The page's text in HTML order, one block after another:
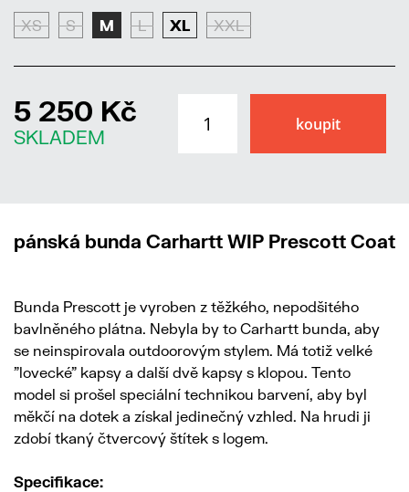
XS S M L XL XXL
5 250 Kč
SKLADEM
pánská bunda Carhartt WIP Prescott Coat
Bunda Prescott je vyroben z těžkého, nepodšitého
bavlněného plátna. Nebyla by to Carhartt bunda, aby
se neinspirovala outdoorovým stylem. Má totiž velké
"lovecké" kapsy a další dvě kapsy s klopou. Tento
model si prošel speciální technikou barvení, aby byl
měkčí na dotek a získal jedinečný vzhled. Na hrudi ji
zdobí tkaný čtvercový štítek s logem.
Specifikace: